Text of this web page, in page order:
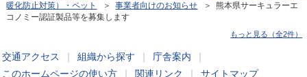
暖化防止対策）・ペット
＞事業者向けのお知らせ ＞ 熊本県サーキュラーエ
コノミー認証製品等を募集します
もっと見る（全2件）
交通アクセス 組織から探す 庁舎案内
このホームページの使い方
関連リンク サイトマップ